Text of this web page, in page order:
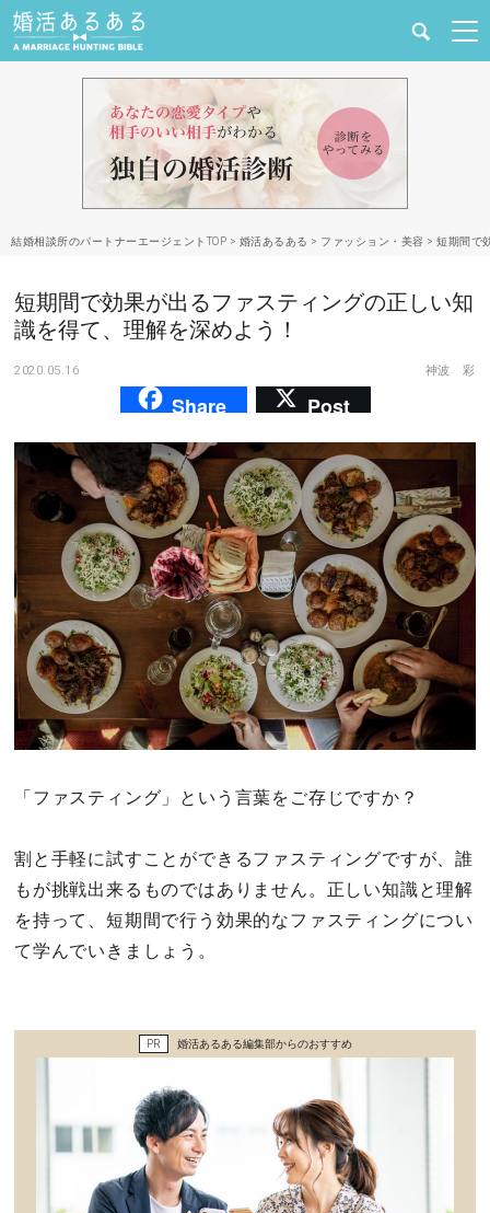
合コン・街コン
マッチングアプリ
あるある
その他
ドキドキ
仕事とキャリア
特集
グルメ
趣味・旅行
不倫・だめ男
結婚相談所のパートナーエージェントTOP > 婚活あるある > ファッション・美容 > 短期間で
短期間で効果が出るファスティングの正しい知
識を得て、理解を深めよう！
2020.05.16 神波 彩
Share Post
「ファスティング」という言葉をご存じですか？
割と手軽に試すことができるファスティングですが、誰
もが挑戦出来るものではありません。正しい知識と理解
を持って、短期間で行う効果的なファスティングについ
て学んでいきましょう。
PR 婚活あるある編集部からのおすすめ